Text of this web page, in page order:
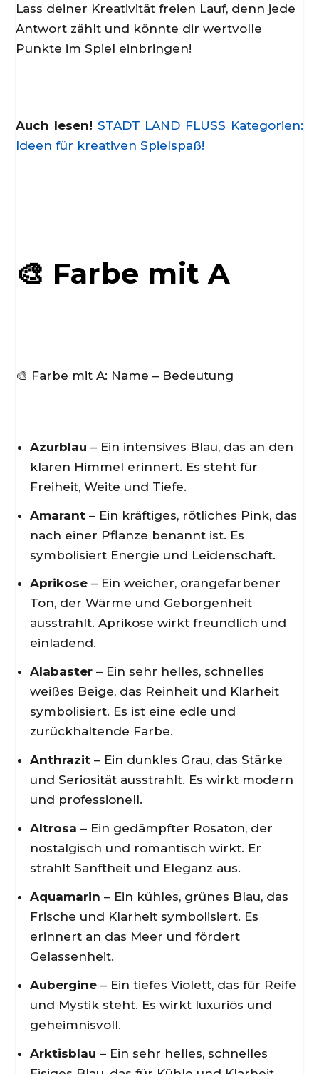
Lass deiner Kreativität freien Lauf, denn jede
Antwort zählt und könnte dir wertvolle
Punkte im Spiel einbringen!
Auch lesen! STADT LAND FLUSS Kategorien:
Ideen für kreativen Spielspaß!
🎨 Farbe mit A
🎨 Farbe mit A: Name – Bedeutung
Azurblau – Ein intensives Blau, das an den
klaren Himmel erinnert. Es steht für
Freiheit, Weite und Tiefe.
Amarant– Ein kräftiges, rötliches Pink, das
nach einer Pflanze benannt ist. Es
symbolisiert Energie und Leidenschaft.
Aprikose– Ein weicher, orangefarbener
Ton, der Wärme und Geborgenheit
ausstrahlt. Aprikose wirkt freundlich und
einladend.
Alabaster– Ein sehr helles, schnelles
weißes Beige, das Reinheit und Klarheit
symbolisiert. Es ist eine edle und
zurückhaltende Farbe.
Anthrazit– Ein dunkles Grau, das Stärke
und Seriosität ausstrahlt. Es wirkt modern
und professionell.
Altrosa – Ein gedämpfter Rosaton, der
nostalgisch und romantisch wirkt. Er
strahlt Sanftheit und Eleganz aus.
Aquamarin – Ein kühles, grünes Blau, das
Frische und Klarheit symbolisiert. Es
erinnert an das Meer und fördert
Gelassenheit.
Aubergine– Ein tiefes Violett, das für Reife
und Mystik steht. Es wirkt luxuriös und
geheimnisvoll.
Arktisblau – Ein sehr helles, schnelles